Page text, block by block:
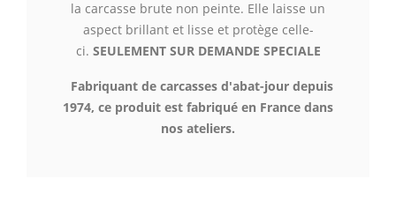
la carcasse brute non peinte. Elle laisse un
aspect brillant et lisse et protège celle-
ci. SEULEMENT SUR DEMANDE SPECIALE
Fabriquant de carcasses d'abat-jour depuis
1974, ce produit est fabriqué en France dans
nos ateliers.